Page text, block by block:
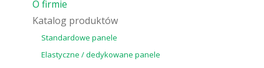
O firmie
Katalog produktów
Standardowe panele
Elastyczne / dedykowane panele